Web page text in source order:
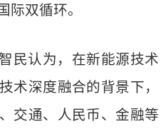
际双循环。
民认为，在新能源技术
术深度融合的背景下，
交通、人民币、金融等